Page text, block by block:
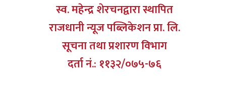
स्व. महेन्द्र शेरचनद्वारा स्थापित
राजधानी न्यूज पब्लिकेशन प्रा. लि.
सूचना तथा प्रशारण विभाग
दर्ता नं.: ११३२/०७५-७६